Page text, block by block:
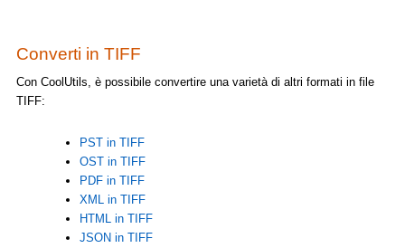
Converti in TIFF
Con CoolUtils, è possibile convertire una varietà di altri formati in file
TIFF:
PST in TIFF
OST in TIFF
PDF in TIFF
XML in TIFF
HTML in TIFF
JSON in TIFF